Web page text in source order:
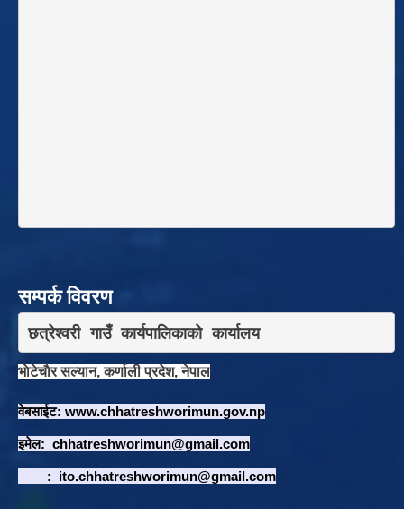
सम्पर्क विवरण
छत्रेश्वरी गाउँ कार्यपालिकाकाे कार्यालय
भाेटेचाैर सल्यान, कर्णाली प्रदेश, नेपाल
वेबसाईट: www.chhatreshworimun.gov.np
इमेल: chhatreshworimun@gmail.com
: ito.chhatreshworimun@gmail.com